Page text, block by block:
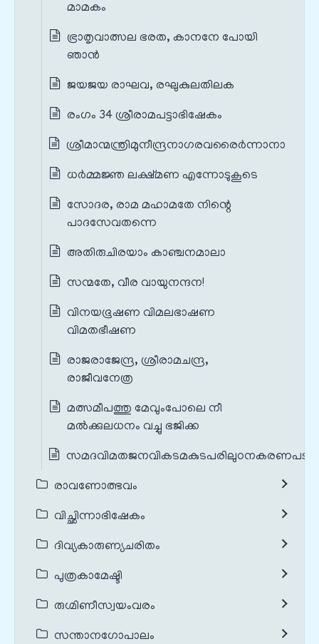
മാമകം
ഭ്രാതൃവാത്സല ഭരത, കാനനേ പോയി
ഞാൻ
ജയജയ രാഘവ, രഘുകുലതിലക
രംഗം 34 ശ്രീരാമപട്ടാഭിഷേകം
ശ്രീമാന്മന്ത്രിമുനീന്ദ്രനാഗരവരൈർന്നാനാ
ധർമ്മജ്ഞ ലക്ഷ്മണ എന്നോടുകൂടെ
സോദര, രാമ മഹാമതേ നിന്റെ
പാദസേവതന്നെ
അതിരുചിരയാം കാഞ്ചനമാലാ
സന്മതേ, വീര വായുനന്ദന!
വിനയഭൂഷണ വിമലഭാഷണ
വിമതഭീഷണ
രാജരാജേന്ദ്ര, ശ്രീരാമചന്ദ്ര,
രാജീവനേത്ര
മത്സമീപത്തു മേവുംപോലെ നീ
മൽക്കുലധനം വച്ചു ഭജിക്ക
സമദവിമതജനവികടമകുടപരിലുഠനകരണപടു
രാവണോത്ഭവം
വിച്ഛിന്നാഭിഷേകം
ദിവ്യകാരുണ്യചരിതം
പുത്രകാമേഷ്ടി
രുഗ്മിണീസ്വയംവരം
സന്താനഗോപാലം